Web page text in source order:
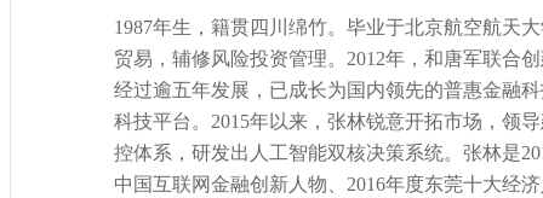
1987年生，籍贯四川绵竹。毕业于北京航空航天
贸易，辅修风险投资管理。2012年，和唐军联合
经过逾五年发展，已成长为国内领先的普惠金融
科技平台。2015年以来，张林锐意开拓市场，领
控体系，研发出人工智能双核决策系统。张林是
中国互联网金融创新人物、2016年度东莞十大经